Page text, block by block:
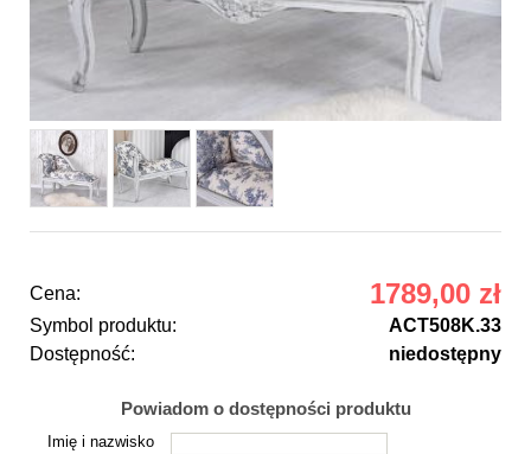
Cena: 1789,00 zł
Symbol produktu:
ACT508K.33
Dostępność:
niedostępny
Powiadom o dostępności produktu
Imię i nazwisko